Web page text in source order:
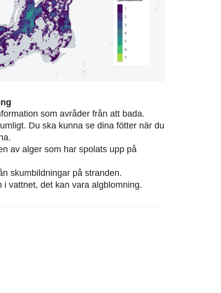
som avråder från att bada.
Du ska kunna se dina fötter när du
av alger som har spolats upp på
skumbildningar på stranden.
i vattnet, det kan vara algblomning.